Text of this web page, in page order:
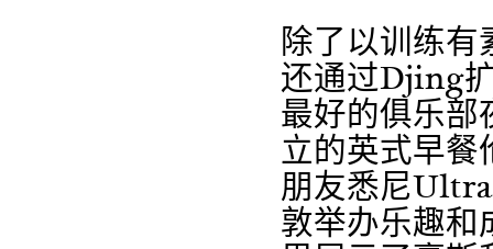
除了以训练有
还通过Djing
最好的俱乐部
立的英式早
朋友悉尼
敦举办乐趣和